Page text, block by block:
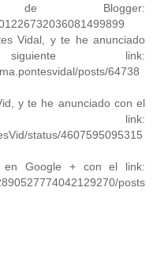
Blogger:
Vidal, y te he anunciado
link:
posts/64738
y te he anunciado con el
link:
status/4607595095315
en Google + con el link:
posts